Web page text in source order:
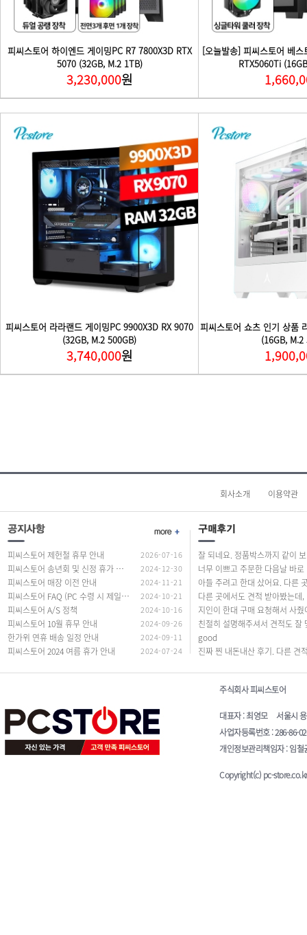
회사소개 이용약관
피씨스토어 제헌철 휴무 안내 2026-07-16
피씨스토어 송년회 및 신정 휴가 안내 2024-12-30
피씨스토어 매장 이전 안내 2024-11-21
피씨스토어 FAQ (PC 수령 시 제일 많이 하는 질문 답변) 2024-10-21
피씨스토어 A/S 정책 2024-10-16
피씨스토어 10월 휴무 안내 2024-09-26
한가위 연휴 배송 일정 안내 2024-09-11
피씨스토어 2024 여름 휴가 안내 2024-07-24
good
주식회사 피씨스토어
대표자 : 최영모 서울시 용
사업자등록번호 : 286-86-
개인정보관리책임자 : 임
Copyright(c) pc-